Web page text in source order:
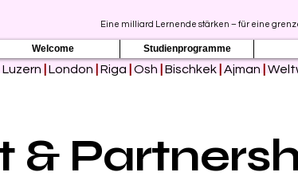
Eine milliard Lernende stärken – für eine
Welcome Studienprogramme
Luzern London Riga Osh Bischkek Ajman
&